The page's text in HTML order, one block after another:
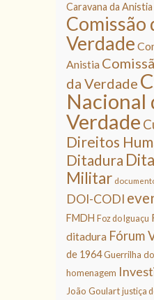
Caravana da Anistia
Comissão
Verdade
Anistia
da Verdade
Nacional
Verdade
Direitos
Ditadura
Militar
DOI-CODI
FMDH Foz do Iguaçu
ditadura Fórum
de 1964 Guerrilha
homenagem
João Goulart justiça